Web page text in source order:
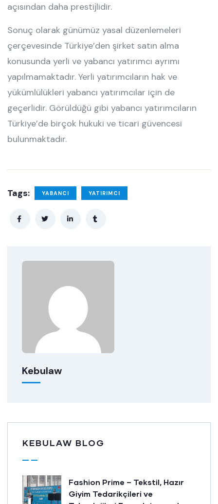
açısından daha prestijlidir.
Sonuç olarak günümüz yasal düzenlemeleri
çerçevesinde Türkiye’den şirket satın alma
konusunda yerli ve yabancı yatırımcı ayrımı
yapılmamaktadır. Yerli yatırımcıların hak ve
yükümlülükleri yabancı yatırımcılar için de
geçerlidir. Görüldüğü gibi yabancı yatırımcıların
Türkiye’de birçok hukuki ve ticari güvencesi
bulunmaktadır.
Tags: YABANCI YATIRIMCI
Kebulaw
KEBULAW BLOG
Fashion Prime – Tekstil, Hazır
Giyim Tedarikçileri ve